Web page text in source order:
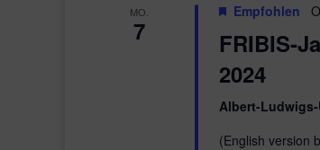
MO.
7
Empfohlen
FRIBIS-
2024
Albert-
(English version